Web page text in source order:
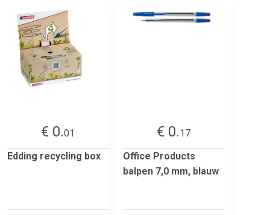
€ 0.01
Edding recycling box
€ 0.17
Office Products
balpen 7,0 mm, blauw